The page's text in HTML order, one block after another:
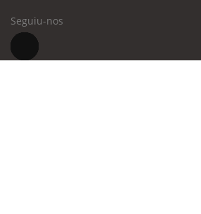
Seguiu-nos